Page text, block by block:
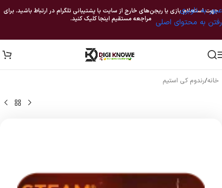
عبور به ناوبری
رفتن به محتوای اصلی
جهت استعلام بازی یا ریجن‌های خارج از سایت با پشتیبانی تلگرام در ارتباط باشید. برای
مراجعه مستقیم اینجا کلیک کنید.
خانه/رندوم کی استیم